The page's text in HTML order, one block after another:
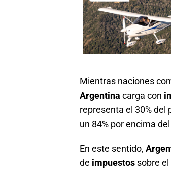
Mientras naciones
Argentina carga con
representa el 30% del
un 84% por encima
En este sentido,
de impuestos sobre el